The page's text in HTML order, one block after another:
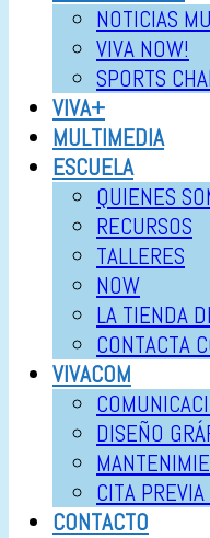
NOTICIAS
VIVA NOW!
SPORTS
VIVA+
MULTIMEDIA
ESCUELA
QUIENES
RECURSOS
TALLERES
NOW
LA TIENDA
CONTACTA
VIVACOM
DISEÑO
CITA
CONTACTO